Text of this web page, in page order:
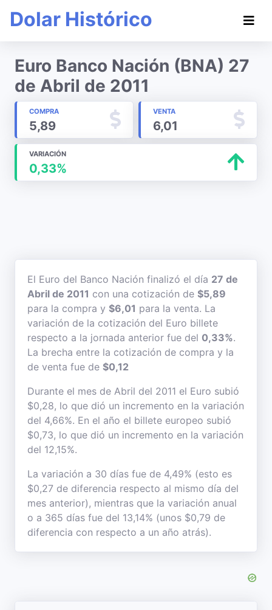
Dolar Histórico
Euro Banco Nación (BNA) 27
de Abril de 2011
COMPRA
5,89
VENTA
6,01
VARIACIÓN
0,33%
El Euro del Banco Nación finalizó el día 27 de
Abril de 2011 con una cotización de $5,89
para la compra y $6,01 para la venta. La
variación de la cotización del Euro billete
respecto a la jornada anterior fue del 0,33%.
La brecha entre la cotización de compra y la
de venta fue de $0,12
Durante el mes de Abril del 2011 el Euro subió
$0,28, lo que dió un incremento en la variación
del 4,66%. En el año el billete europeo subió
$0,73, lo que dió un incremento en la variación
del 12,15%.
La variación a 30 días fue de 4,49% (esto es
$0,27 de diferencia respecto al mismo día del
mes anterior), mientras que la variación anual
o a 365 días fue del 13,14% (unos $0,79 de
diferencia con respecto a un año atrás).